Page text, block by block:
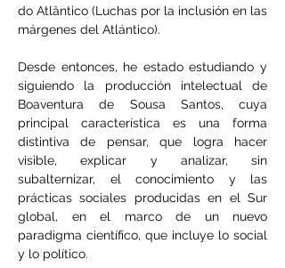
do Atlântico (Luchas por la inclusión en las
márgenes del Atlántico).
Desde entonces, he estado estudiando y
siguiendo la producción intelectual de
Boaventura de Sousa Santos, cuya
principal característica es una forma
distintiva de pensar, que logra hacer
visible, explicar y analizar, sin
subalternizar, el conocimiento y las
prácticas sociales producidas en el Sur
global, en el marco de un nuevo
paradigma científico, que incluye lo social
y lo político.